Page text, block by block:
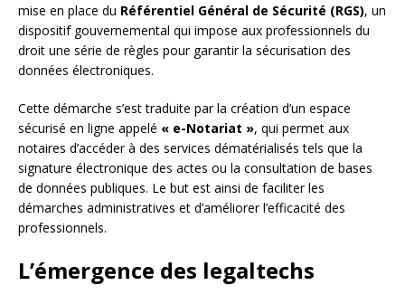
mise en place du Référentiel Général de Sécurité (RGS), un
dispositif gouvernemental qui impose aux professionnels du
droit une série de règles pour garantir la sécurisation des
données électroniques.
Cette démarche s’est traduite par la création d’un espace
sécurisé en ligne appelé « e-Notariat », qui permet aux
notaires d’accéder à des services dématérialisés tels que la
signature électronique des actes ou la consultation de bases
de données publiques. Le but est ainsi de faciliter les
démarches administratives et d’améliorer l’efficacité des
professionnels.
L’émergence des legaltechs